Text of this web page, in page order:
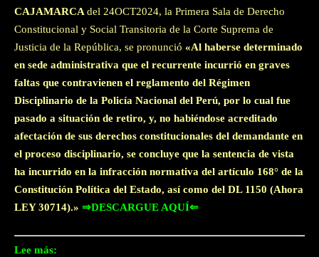
CAJAMARCA del 24OCT2024, la Primera Sala de Derecho
Constitucional y Social Transitoria de la Corte Suprema de
Justicia de la República, se pronunció «Al haberse determinado
en sede administrativa que el recurrente incurrió en graves
faltas que contravienen el reglamento del Régimen
Disciplinario de la Policía Nacional del Perú, por lo cual fue
pasado a situación de retiro, y, no habiéndose acreditado
afectación de sus derechos constitucionales del demandante en
el proceso disciplinario, se concluye que la sentencia de vista
ha incurrido en la infracción normativa del artículo 168° de la
Constitución Política del Estado, así como del DL 1150 (Ahora
LEY 30714).» ⇒DESCARGUE AQUÍ⇐
Lee más: